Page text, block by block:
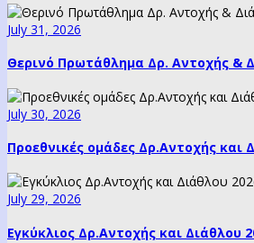
July 31, 2026
Θερινό Πρωτάθλημα Δρ. Αντοχής &
July 30, 2026
Προεθνικές ομάδες Δρ.Αντοχής και
July 29, 2026
Εγκύκλιος Δρ.Αντοχής και Διάθλου